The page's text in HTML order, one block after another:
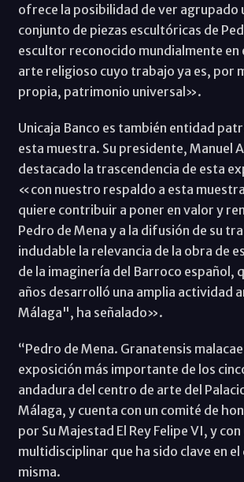
ofrece la posibilidad de ver agrupado
conjunto de piezas escultóricas de
escultor reconocido mundialmente en
arte religioso cuyo trabajo ya es, por
propia, patrimonio universal».
Unicaja Banco es también entidad
esta muestra. Su presidente, Manuel
destacado la trascendencia de esta
«con nuestro respaldo a esta
quiere contribuir a poner en valor y
Pedro de Mena y a la difusión de su
indudable la relevancia de la obra de
de la imaginería del Barroco español,
años desarrolló una amplia actividad
Málaga", ha señalado».
“Pedro de Mena. Granatensis
exposición más importante de los
andadura del centro de arte del
Málaga, y cuenta con un comité de
por Su Majestad El Rey Felipe VI, y
multidisciplinar que ha sido clave en
misma.